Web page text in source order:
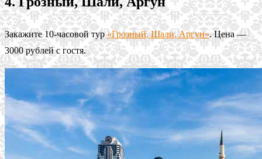
Закажите 10-часовой тур«Грозный, Шали, Аргун». Цена —
3000 рублей с гостя.